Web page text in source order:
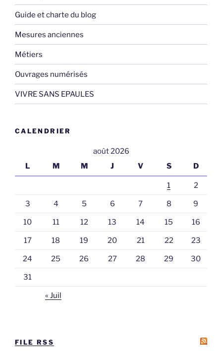
Guide et charte du blog
Mesures anciennes
Métiers
Ouvrages numérisés
VIVRE SANS EPAULES
CALENDRIER
août 2026
L
M M J V S D
1 2
3 4 5 6 7 8 9
10 11 12 13 14 15 16
17 18 19 20 21 22 23
24 25 26 27 28 29 30
31
« Juil
FILE RSS